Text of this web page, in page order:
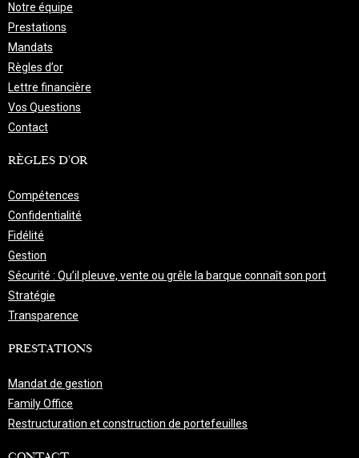
Notre équipe
Prestations
Mandats
Règles d’or
Lettre financière
Vos Questions
Contact
RÈGLES D'OR
Compétences
Confidentialité
Fidélité
Gestion
Sécurité : Qu’il pleuve, vente ou grêle la barque connaît son port
Stratégie
Transparence
PRESTATIONS
Mandat de gestion
Family Office
Restructuration et construction de portefeuilles